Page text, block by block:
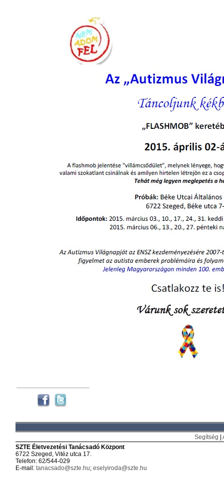
Segítség |
SZTE Életvezetési Tanácsadó Központ
6722 Szeged, Vitéz utca 17.
Telefon: 62/544-029
E-mail: tanacsado@szte.hu; eselyiroda@szte.hu